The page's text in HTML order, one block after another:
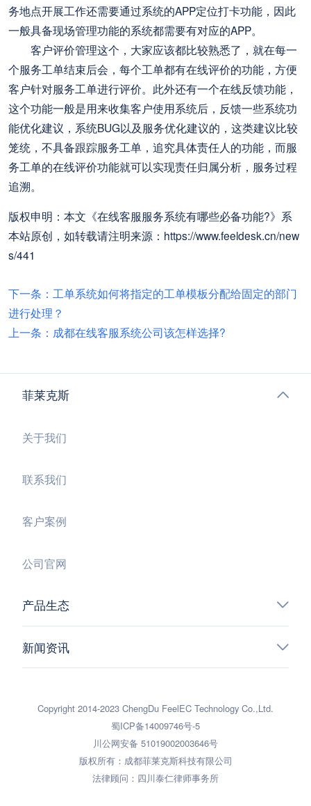
务地点开展工作还需要通过系统的APP定位打卡功能，因此
一般具备现场管理功能的系统都需要有对应的APP。
客户评价管理这个，大家应该都比较熟悉了，就在每一
个服务工单结束后会，每个工单都有在线评价的功能，方便
客户针对服务工单进行评价。此外还有一个在线反馈功能，
这个功能一般是用来收集客户使用系统后，反馈一些系统功
能优化建议，系统BUG以及服务优化建议的，这类建议比较
笼统，不具备跟踪服务工单，追究具体责任人的功能，而服
务工单的在线评价功能就可以实现责任归属分析，服务过程
追溯。
版权申明：本文《在线客服服务系统有哪些必备功能?》系
本站原创，如转载请注明来源：https://www.feeldesk.cn/new
s/441
下一条：工单系统如何将指定的工单模板分配给固定的部门
进行处理？
上一条：成都在线客服系统公司该怎样选择?
菲莱克斯
关于我们
联系我们
客户案例
公司官网
产品生态
新闻资讯
Copyright 2014-2023 ChengDu FeelEC Technology Co.,Ltd.
蜀ICP备14009746号-5
川公网安备 51019002003646号
版权所有：成都菲莱克斯科技有限公司
法律顾问：四川泰仁律师事务所